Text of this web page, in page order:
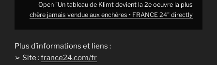
Open "Un tableau de Klimt devient la 2e oeuvre la plus
chère jamais vendue aux enchères • FRANCE 24" directly
Plus d’informations et liens :
➢ Site :france24.com/fr